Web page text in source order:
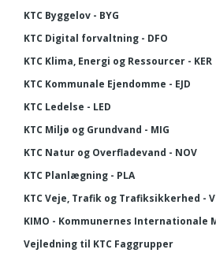
KTC Byggelov - BYG
KTC Digital forvaltning - DFO
KTC Klima, Energi og Ressourcer - KER
KTC Kommunale Ejendomme - EJD
KTC Ledelse - LED
KTC Miljø og Grundvand - MIG
KTC Natur og Overfladevand - NOV
KTC Planlægning - PLA
KTC Veje, Trafik og Trafiksikkerhed -
KIMO - Kommunernes Internationale
Vejledning til KTC Faggrupper